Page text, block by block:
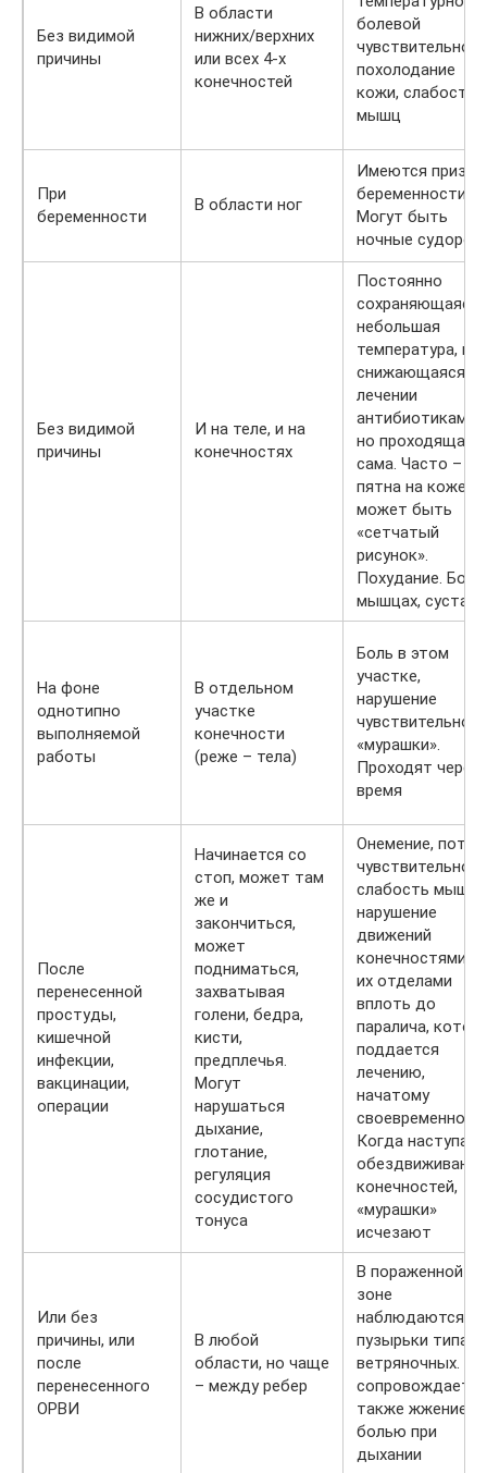
Без видимой
причины
В области
нижних/верхних
или всех 4-х
конечностей
болевой
похолодание
кожи, слабость
мышц
При
беременности
В области ног
Имеются
беременности.
Могут быть
ночные судороги
Без видимой
причины
И на теле, и на
конечностях
Постоянно
сохраняющаяся
небольшая
температура, не
снижающаяся
лечении
антибиотиками,
но проходящая
сама. Часто –
пятна на коже,
может быть
«сетчатый
рисунок».
Похудание. Боли
мышцах,
На фоне
однотипно
выполняемой
работы
В отдельном
участке
конечности
(реже – тела)
Боль в этом
участке,
нарушение
«мурашки».
Проходят через
время
После
перенесенной
простуды,
кишечной
инфекции,
вакцинации,
операции
Начинается со
стоп, может там
же и
закончиться,
может
подниматься,
захватывая
голени, бедра,
кисти,
предплечья.
Могут
нарушаться
дыхание,
глотание,
регуляция
сосудистого
тонуса
Онемение,
слабость мышц,
нарушение
движений
конечностями
их отделами
вплоть до
паралича,
поддается
лечению,
начатому
своевременно.
Когда наступает
обездвиживание
конечностей,
«мурашки»
исчезают
Или без
причины, или
после
перенесенного
ОРВИ
В любой
области, но чаще
– между ребер
В пораженной
зоне
наблюдаются
пузырьки типа
ветряночных.
сопровождается
также жжением,
болью при
дыхании